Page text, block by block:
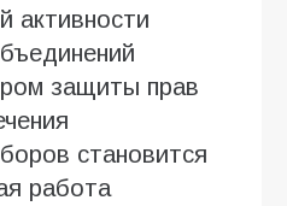
активности
защиты прав
становится
работа